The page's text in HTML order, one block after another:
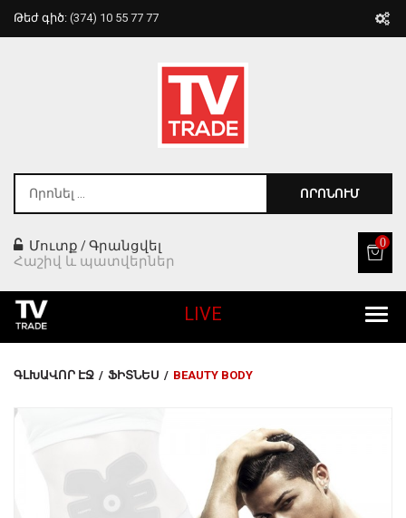
Թեժ գիծ: (374) 10 55 77 77
ՈՐՈՆՈՒՄ
Մուտք /Գրանցվել
Հաշիվ և պատվերներ
0
Խոհանոցային
Ֆիտնես
Գեղեցկություն ԵՒ Խնամք
LIVE
ԳԼԽԱՎՈՐ ԷՋ / ՖԻՏՆԵՍ / BEAUTY BODY